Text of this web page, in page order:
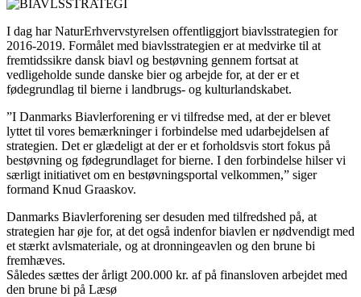
I dag har NaturErhvervstyrelsen offentliggjort biavlsstrategien for
2016-2019. Formålet med biavlsstrategien er at medvirke til at
fremtidssikre dansk biavl og bestøvning gennem fortsat at
vedligeholde sunde danske bier og arbejde for, at der er et
fødegrundlag til bierne i landbrugs- og kulturlandskabet.
”I Danmarks Biavlerforening er vi tilfredse med, at der er blevet
lyttet til vores bemærkninger i forbindelse med udarbejdelsen af
strategien. Det er glædeligt at der er et forholdsvis stort fokus på
bestøvning og fødegrundlaget for bierne. I den forbindelse hilser vi
særligt initiativet om en bestøvningsportal velkommen,” siger
formand Knud Graaskov.
Danmarks Biavlerforening ser desuden med tilfredshed på, at
strategien har øje for, at det også indenfor biavlen er nødvendigt med
et stærkt avlsmateriale, og at dronningeavlen og den brune bi
fremhæves.
Således sættes der årligt 200.000 kr. af på finansloven arbejdet med
den brune bi på Læsø